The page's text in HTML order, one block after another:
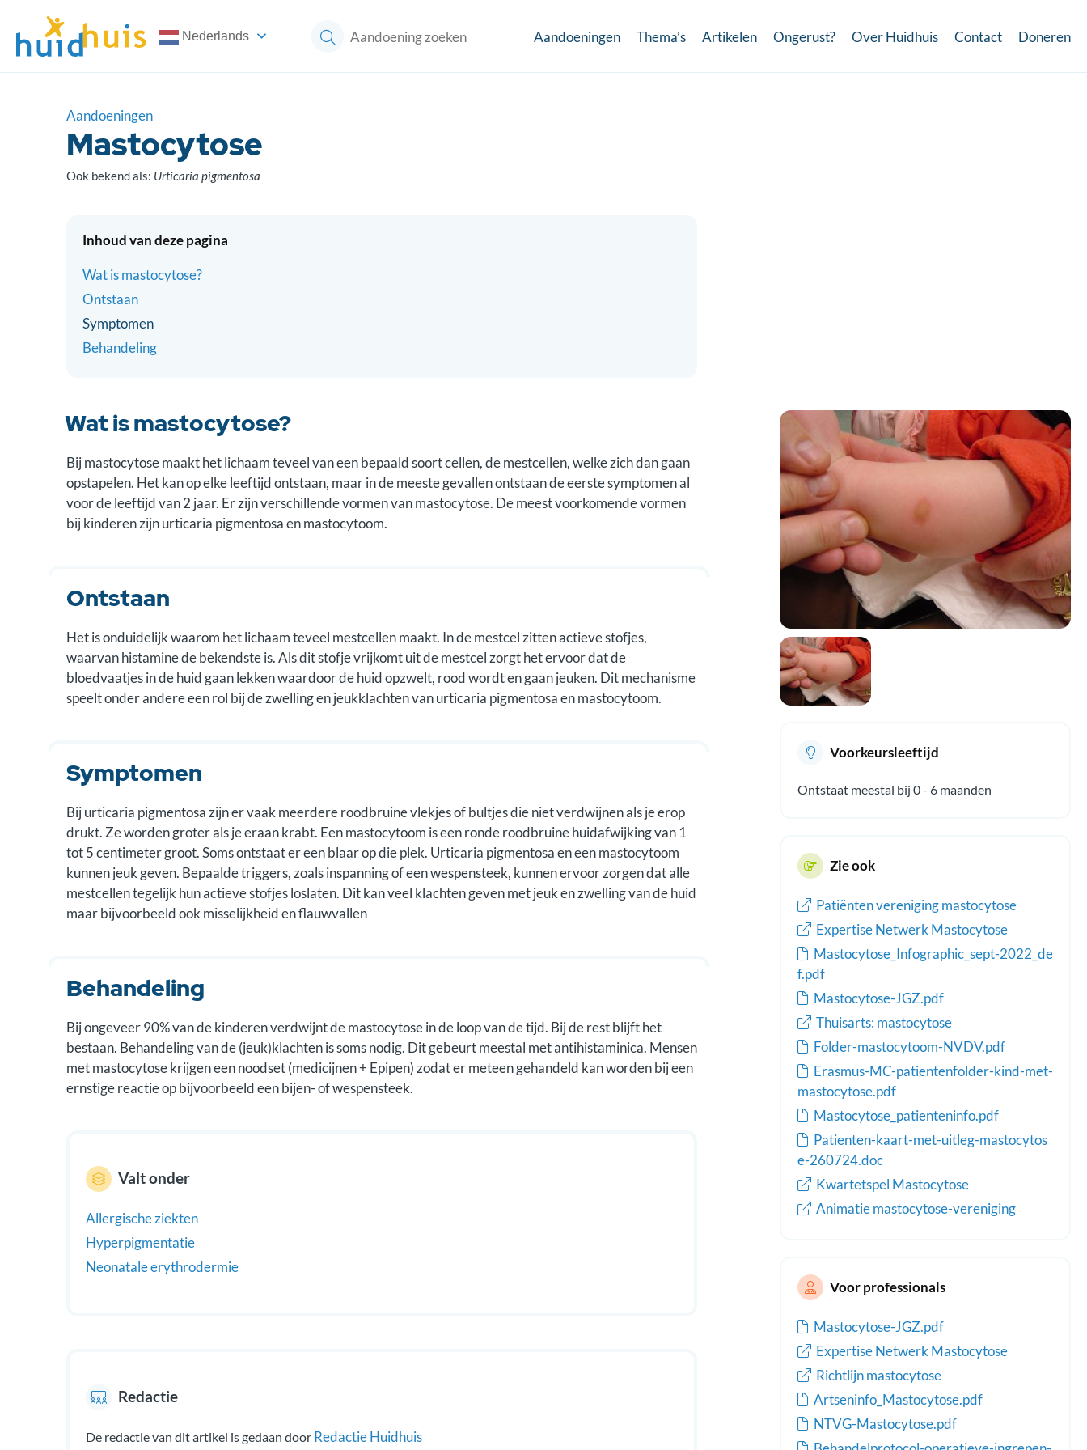
Nederlands Aandoeningen Thema’s Artikelen Ongerust? Over Huidhuis Contact Doneren
Inhoud van deze pagina
Wat is mastocytose?
Ontstaan
Symptomen
Behandeling
Aandoeningen
Mastocytose
Ook bekend als: Urticaria pigmentosa
Wat is mastocytose?
Bij mastocytose maakt het lichaam teveel van een bepaald soort cellen, de mestcellen, welke zich dan gaan
opstapelen. Het kan op elke leeftijd ontstaan, maar in de meeste gevallen ontstaan de eerste symptomen al
voor de leeftijd van 2 jaar. Er zijn verschillende vormen van mastocytose. De meest voorkomende vormen
bij kinderen zijn urticaria pigmentosa en mastocytoom.
Ontstaan
Het is onduidelijk waarom het lichaam teveel mestcellen maakt. In de mestcel zitten actieve stofjes,
waarvan histamine de bekendste is. Als dit stofje vrijkomt uit de mestcel zorgt het ervoor dat de
bloedvaatjes in de huid gaan lekken waardoor de huid opzwelt, rood wordt en gaan jeuken. Dit mechanisme
speelt onder andere een rol bij de zwelling en jeukklachten van urticaria pigmentosa en mastocytoom.
Symptomen
Bij urticaria pigmentosa zijn er vaak meerdere roodbruine vlekjes of bultjes die niet verdwijnen als je erop
drukt. Ze worden groter als je eraan krabt. Een mastocytoom is een ronde roodbruine huidafwijking van 1
tot 5 centimeter groot. Soms ontstaat er een blaar op die plek. Urticaria pigmentosa en een mastocytoom
kunnen jeuk geven. Bepaalde triggers, zoals inspanning of een wespensteek, kunnen ervoor zorgen dat alle
mestcellen tegelijk hun actieve stofjes loslaten. Dit kan veel klachten geven met jeuk en zwelling van de huid
maar bijvoorbeeld ook misselijkheid en flauwvallen
Behandeling
Bij ongeveer 90% van de kinderen verdwijnt de mastocytose in de loop van de tijd. Bij de rest blijft het
bestaan. Behandeling van de (jeuk)klachten is soms nodig. Dit gebeurt meestal met antihistaminica. Mensen
met mastocytose krijgen een noodset (medicijnen + Epipen) zodat er meteen gehandeld kan worden bij een
ernstige reactie op bijvoorbeeld een bijen- of wespensteek.
Valt onder
Allergische ziekten
Hyperpigmentatie
Neonatale erythrodermie
Redactie
De redactie van dit artikel is gedaan door Redactie Huidhuis
Voorkeursleeftijd
Ontstaat meestal bij 0 - 6 maanden
Zie ook
Patiënten vereniging mastocytose
Expertise Netwerk Mastocytose
Mastocytose_Infographic_sept-2022_de
f.pdf
Mastocytose-JGZ.pdf
Thuisarts: mastocytose
Folder-mastocytoom-NVDV.pdf
Erasmus-MC-patientenfolder-kind-met-
mastocytose.pdf
Mastocytose_patienteninfo.pdf
Patienten-kaart-met-uitleg-mastocytos
e-260724.doc
Kwartetspel Mastocytose
Animatie mastocytose-vereniging
Voor professionals
Mastocytose-JGZ.pdf
Expertise Netwerk Mastocytose
Richtlijn mastocytose
Artseninfo_Mastocytose.pdf
NTVG-Mastocytose.pdf